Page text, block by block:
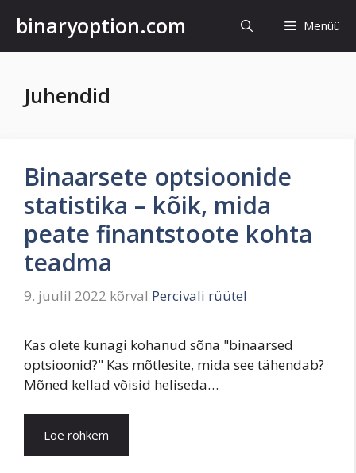
sisu
juurde
binaryoption.com Menüü
Juhendid
Binaarsete optsioonide
statistika – kõik, mida
peate finantstoote kohta
teadma
9. juulil 2022 kõrval Percivali rüütel
Kas olete kunagi kohanud sõna "binaarsed
optsioonid?" Kas mõtlesite, mida see tähendab?
Mõned kellad võisid heliseda…
Loe rohkem